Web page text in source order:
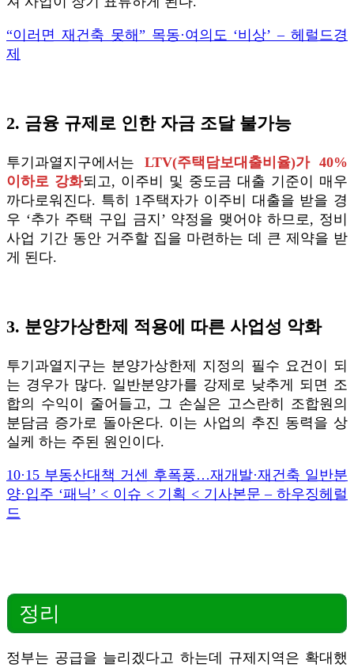
“이러면 재건축 못해” 목동·여의도 ‘비상’ – 헤럴드경
제
2. 금융 규제로 인한 자금 조달 불가능
투기과열지구에서는 LTV(주택담보대출비율)가 40%
이하로 강화되고, 이주비 및 중도금 대출 기준이 매우
까다로워진다. 특히 1주택자가 이주비 대출을 받을 경
우 ‘추가 주택 구입 금지’ 약정을 맺어야 하므로, 정비
사업 기간 동안 거주할 집을 마련하는 데 큰 제약을 받
게 된다.
3. 분양가상한제 적용에 따른 사업성 악화
투기과열지구는 분양가상한제 지정의 필수 요건이 되
는 경우가 많다. 일반분양가를 강제로 낮추게 되면 조
합의 수익이 줄어들고, 그 손실은 고스란히 조합원의
분담금 증가로 돌아온다. 이는 사업의 추진 동력을 상
실케 하는 주된 원인이다.
10·15 부동산대책 거센 후폭풍…재개발·재건축 일반분
양·입주 ‘패닉’ < 이슈 < 기획 < 기사본문 – 하우징헤럴
드
정리
정부는 공급을 늘리겠다고 하는데 규제지역은 확대했